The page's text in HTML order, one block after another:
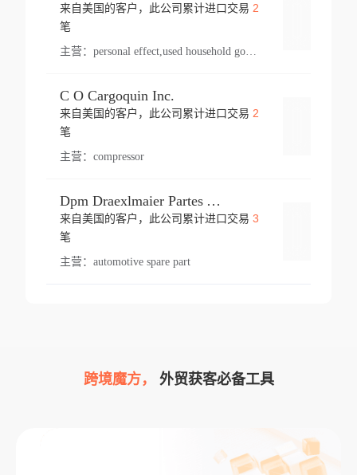
来自美国的客户，此公司累计进口交易 2
笔
主营： personal effect,used household goods
C O Cargoquin Inc.
来自美国的客户，此公司累计进口交易 2
笔
主营： compressor
Dpm Draexlmaier Partes Automotrices Corr Ind Huejotzingo
来自美国的客户，此公司累计进口交易 3
笔
主营： automotive spare part
跨境魔方， 外贸获客必备工具